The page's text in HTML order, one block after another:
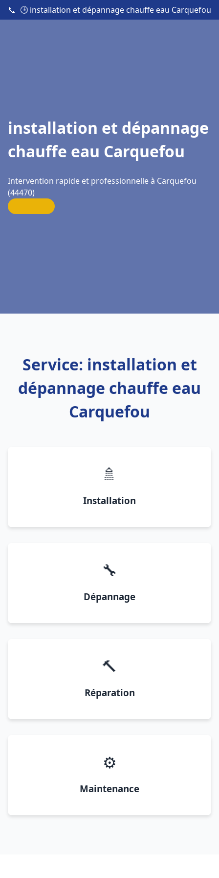
📞 🕒 installation et dépannage chauffe eau Carquefou
installation et dépannage
chauffe eau Carquefou
Intervention rapide et professionnelle à Carquefou
(44470)
Service: installation et
dépannage chauffe eau
Carquefou
🚿
Installation
🔧
Dépannage
🔨
Réparation
⚙️
Maintenance